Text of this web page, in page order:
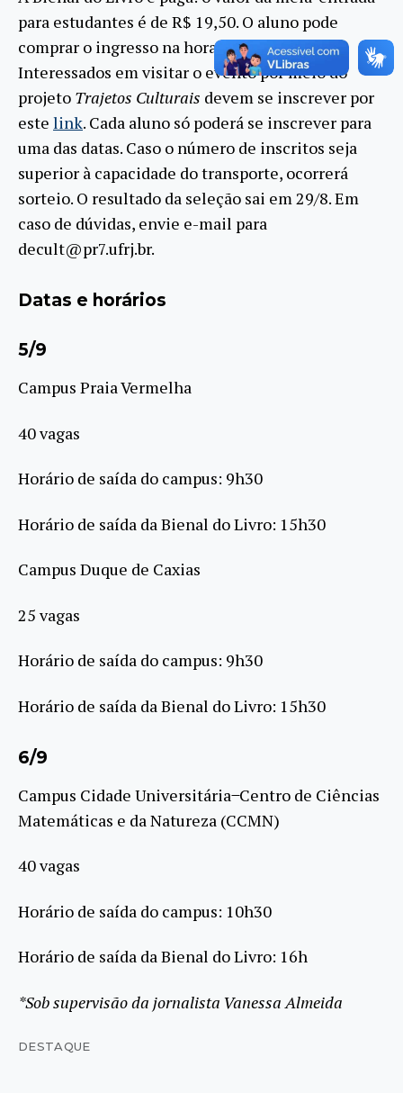
para estudantes é de R$ 19,50. O aluno pode
comprar o ingresso na hora ou por estesite.
Interessados em visitar o evento por meio do
projeto Trajetos Culturais devem se inscrever por
este link. Cada aluno só poderá se inscrever para
uma das datas. Caso o número de inscritos seja
superior à capacidade do transporte, ocorrerá
sorteio. O resultado da seleção sai em 29/8. Em
caso de dúvidas, envie e-mail para
decult@pr7.ufrj.br.
Datas e horários
5/9
Campus Praia Vermelha
40 vagas
Horário de saída do campus: 9h30
Horário de saída da Bienal do Livro: 15h30
Campus Duque de Caxias
25 vagas
Horário de saída do campus: 9h30
Horário de saída da Bienal do Livro: 15h30
6/9
Campus Cidade Universitária ̶ Centro de Ciências
Matemáticas e da Natureza (CCMN)
40 vagas
Horário de saída do campus: 10h30
Horário de saída da Bienal do Livro: 16h
*Sob supervisão da jornalista Vanessa Almeida
DESTAQUE